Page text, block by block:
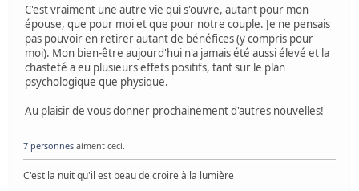
C'est vraiment une autre vie qui s'ouvre, autant pour mon
épouse, que pour moi et que pour notre couple. Je ne pensais
pas pouvoir en retirer autant de bénéfices (y compris pour
moi). Mon bien-être aujourd'hui n'a jamais été aussi élevé et la
chasteté a eu plusieurs effets positifs, tant sur le plan
psychologique que physique.
Au plaisir de vous donner prochainement d'autres nouvelles!
7 personnes aiment ceci.
C'est la nuit qu'il est beau de croire à la lumière